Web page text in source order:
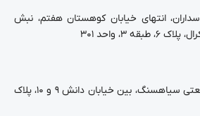
انتهای خیابان کوهستان هفتم، نبش
۳، واحد ۳۰۱
بعد از جاجرود، شهرک صنعتی سیاهسنگ، بین خیابان دانش ۹ و ۱۰، پلاک